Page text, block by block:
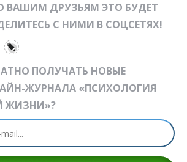
ВАШИМ ДРУЗЬЯМ ЭТО БУДЕТ
С НИМИ В СОЦСЕТЯХ!
ПОЛУЧАТЬ НОВЫЕ
ЖУРНАЛА «ПСИХОЛОГИЯ
ЖИЗНИ»?